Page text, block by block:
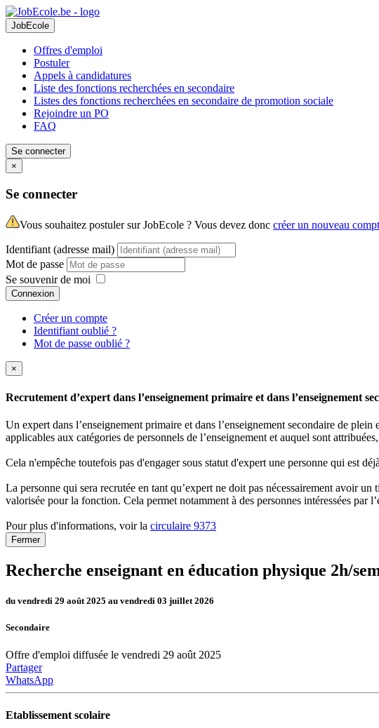
JobEcole
Offres d'emploi
Postuler
Appels à candidatures
Liste des fonctions recherchées en secondaire
Listes des fonctions recherchées en secondaire de promotion sociale
Rejoindre un PO
FAQ
Se connecter
×
Se connecter
Vous souhaitez postuler sur JobEcole ? Vous devez donc créer un nouveau
Identifiant (adresse mail)
Mot de passe
Se souvenir de moi
Connexion
Créer un compte
Identifiant oublié ?
Mot de passe oublié ?
×
Recrutement d’expert dans l’enseignement primaire et dans l’enseignement
Un expert dans l’enseignement primaire et dans l’enseignement secondaire de
applicables aux catégories de personnels de l’enseignement et auquel sont
Cela n'empêche toutefois pas d'engager sous statut d'expert une personne qui est
La personne qui sera recrutée en tant qu’expert ne doit pas nécessairement avoir
valorisée pour la fonction. Cela permet notamment à des personnes intéressées par
Pour plus d'informations, voir la circulaire 9373
Fermer
Recherche enseignant en éducation physique 2h/
du vendredi 29 août 2025 au vendredi 03 juillet 2026
Secondaire
Offre d'emploi diffusée le vendredi 29 août 2025
Partager
WhatsApp
Etablissement scolaire